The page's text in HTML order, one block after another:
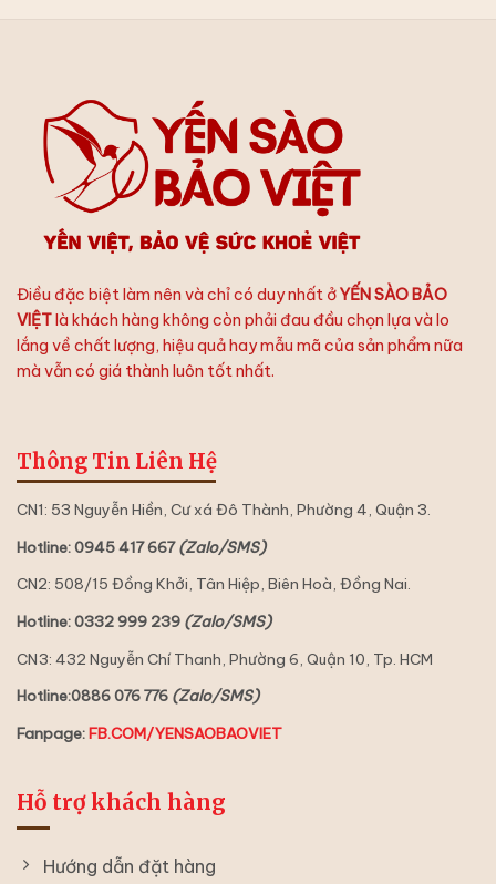
Điều đặc biệt làm nên và chỉ có duy nhất ởYẾN SÀO BẢO
VIỆTlà khách hàng không còn phải đau đầu chọn lựa và lo
lắng về chất lượng, hiệu quả hay mẫu mã của sản phẩm nữa
mà vẫn có giá thành luôn tốt nhất.
Thông Tin Liên Hệ
CN1: 53 Nguyễn Hiền, Cư xá Đô Thành, Phường 4, Quận 3.
Hotline: 0945 417 667(Zalo/SMS)
CN2: 508/15 Đồng Khởi, Tân Hiệp, Biên Hoà, Đồng Nai.
Hotline: 0332 999 239 (Zalo/SMS)
CN3: 432 Nguyễn Chí Thanh, Phường 6, Quận 10, Tp. HCM
Hotline:0886 076 776 (Zalo/SMS)
Fanpage:FB.COM/YENSAOBAOVIET
Hỗ trợ khách hàng
Hướng dẫn đặt hàng